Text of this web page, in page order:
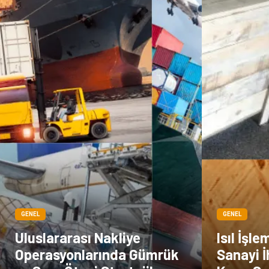
GENEL
Uluslararası Nakliye
Operasyonlarında Gümrük
GENEL
Isıl
Sanayi